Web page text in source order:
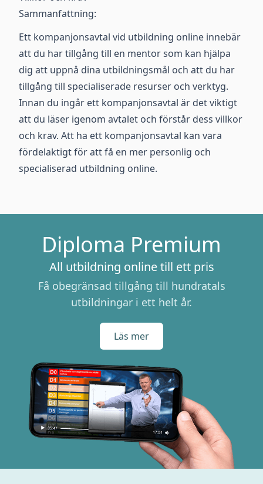
Sammanfattning:
Ett kompanjonsavtal vid utbildning online innebär
att du har tillgång till en mentor som kan hjälpa
dig att uppnå dina utbildningsmål och att du har
tillgång till specialiserade resurser och verktyg.
Innan du ingår ett kompanjonsavtal är det viktigt
att du läser igenom avtalet och förstår dess villkor
och krav. Att ha ett kompanjonsavtal kan vara
fördelaktigt för att få en mer personlig och
specialiserad utbildning online.
Diploma Premium
All utbildning online till ett pris
Få obegränsad tillgång till hundratals
utbildningar i ett helt år.
Läs mer